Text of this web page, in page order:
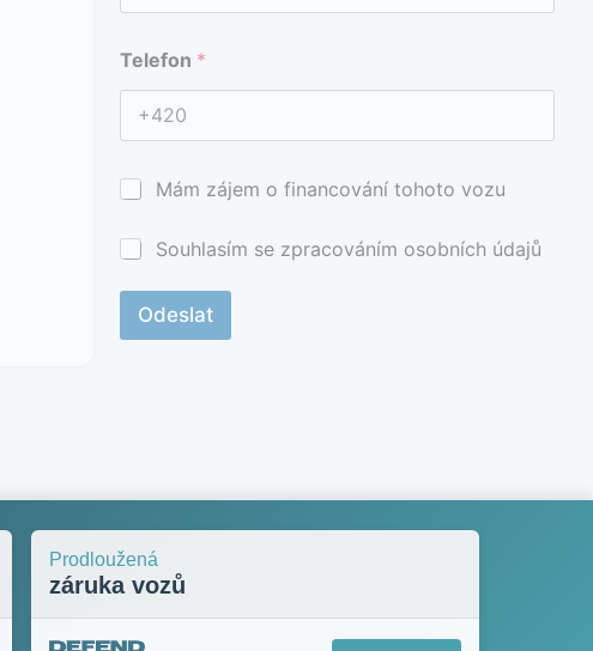
*
E
-
a
l
n
E
-
a
l
Telefon *
Mám zájem o financování tohoto vozu
* Souhlasím se zpracováním osobních údajů
Odeslat
Prodloužená
záruka vozů